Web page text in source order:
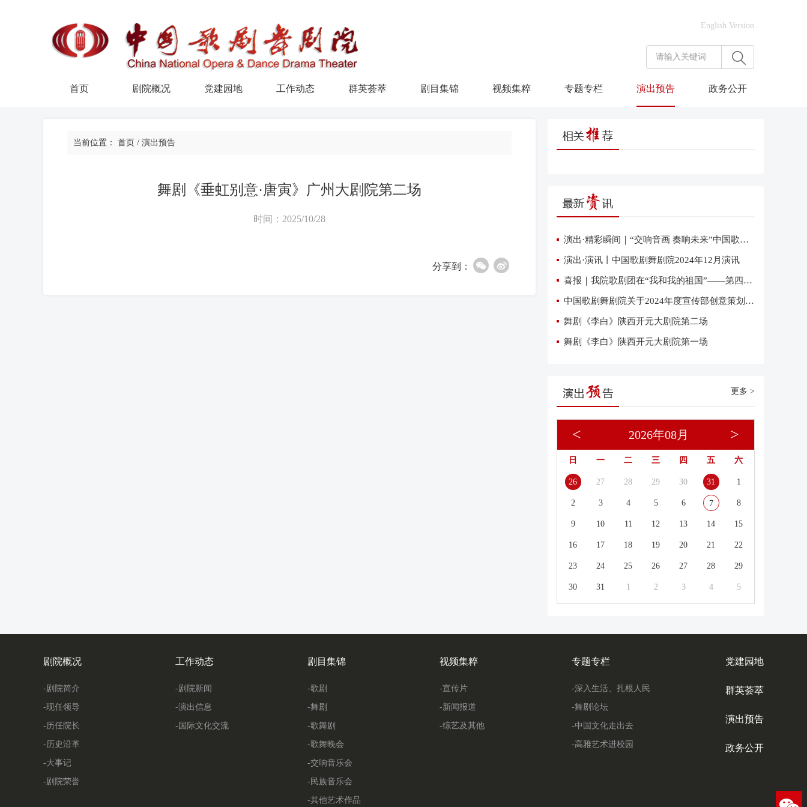
English Version
首页 剧院概况 党建园地 工作动态 群英荟萃 剧目集锦 视频集粹 专题专栏 演出预告 政务公开
当前位置： 首页 / 演出预告
舞剧《垂虹别意·唐寅》广州大剧院第二场
时间：2025/10/28
分享到：
演出·精彩瞬间｜“交响音画 奏响未来”中国歌剧舞剧院交响音乐会在雄安上演
演出·演讯丨中国歌剧舞剧院2024年12月演讯
喜报｜我院歌剧团在“我和我的祖国”——第四届优秀网络短视频大赛中荣获三项大奖
中国歌剧舞剧院关于2024年度宣传部创意策划复试有关事项的通知
舞剧《李白》陕西开元大剧院第二场
舞剧《李白》陕西开元大剧院第一场
更多 >
2026年08月
< >
日 一 二 三 四 五 六
26 27 28 29 30 31 1
2 3 4 5 6 7 8
9 10 11 12 13 14 15
16 17 18 19 20 21 22
23 24 25 26 27 28 29
30 31 1 2 3 4 5
剧院概况
-剧院简介
-现任领导
-历任院长
-历史沿革
-大事记
-剧院荣誉
工作动态
-剧院新闻
-演出信息
-国际文化交流
剧目集锦
-歌剧
-舞剧
-歌舞剧
-歌舞晚会
-交响音乐会
-民族音乐会
-其他艺术作品
视频集粹
-宣传片
-新闻报道
-综艺及其他
专题专栏
-深入生活、扎根人民
-舞剧论坛
-中国文化走出去
-高雅艺术进校园
党建园地
群英荟萃
演出预告
政务公开